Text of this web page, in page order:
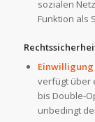
sozialen
Funktion als
Einwilligung
verfügt über
bis Double-
unbedingt